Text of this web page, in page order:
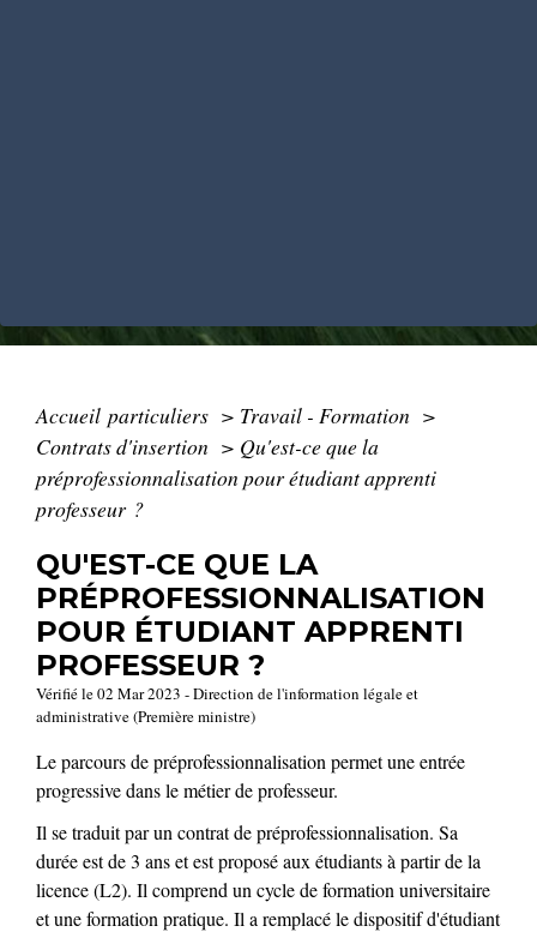
Accueil particuliers > Travail - Formation >
Contrats d'insertion > Qu'est-ce que la
préprofessionnalisation pour étudiant apprenti
professeur ?
QU'EST-CE QUE LA
PRÉPROFESSIONNALISATION
POUR ÉTUDIANT APPRENTI
PROFESSEUR ?
Vérifié le 02 Mar 2023 - Direction de l'information légale et
administrative (Première ministre)
Le parcours de préprofessionnalisation permet une entrée
progressive dans le métier de professeur.
Il se traduit par un contrat de préprofessionnalisation. Sa
durée est de 3 ans et est proposé aux étudiants à partir de la
licence (L2). Il comprend un cycle de formation universitaire
et une formation pratique. Il a remplacé le dispositif d'étudiant